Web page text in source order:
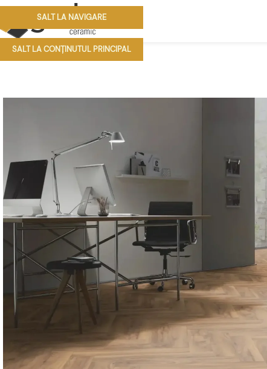
SALT LA NAVIGARE
SALT LA CONȚINUTUL PRINCIPAL